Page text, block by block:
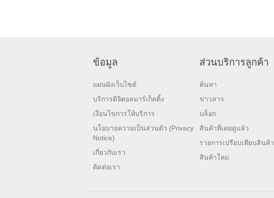
ข้อมูล
แผนผังเว็บไซต์
บริการดิจิตอลมาร์เก็ตติ้ง
เงื่อนไขการให้บริการ
นโยบายความเป็นส่วนตัว (Privacy
Notice)
เกี่ยวกับเรา
ติดต่อเรา
ส่วนบริการลูกค้า
ค้นหา
ข่าวสาร
บล็อก
สินค้าที่เคยดูแล้ว
รายการเปรียบเทียบสินค้า
สินค้าใหม่